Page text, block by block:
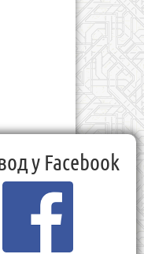
у Facebook